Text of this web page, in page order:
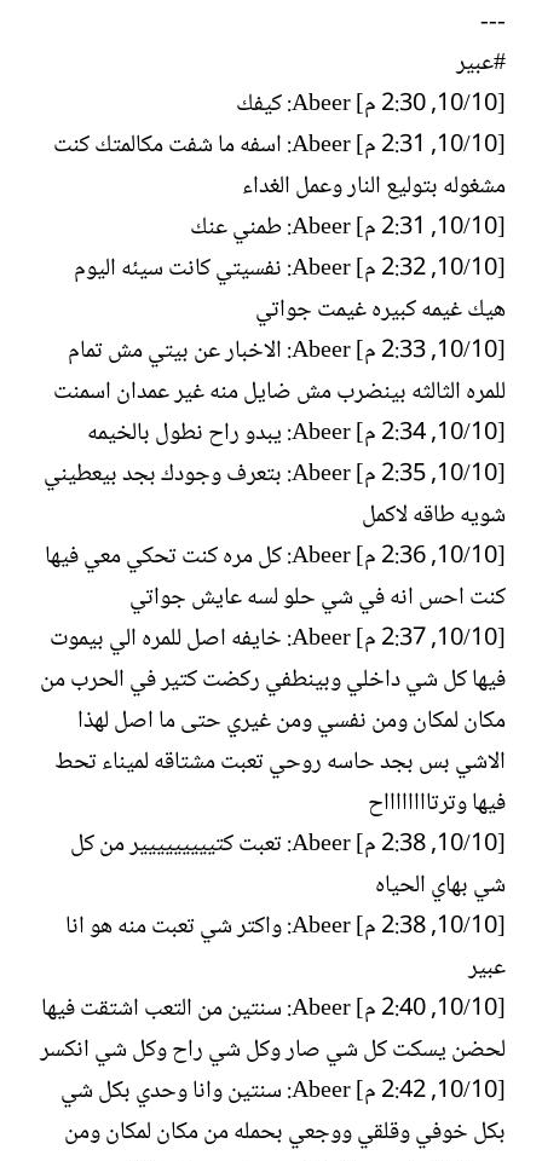
---
#عبير
[10/‏10, 2:30 م] Abeer: كيفك
[10/‏10, 2:31 م] Abeer: اسفه ما شفت مكالمتك كنت
مشغوله بتوليع النار وعمل الغداء
[10/‏10, 2:31 م] Abeer: طمني عنك
[10/‏10, 2:32 م] Abeer: نفسيتي كانت سيئه اليوم
هيك غيمه كبيره غيمت جواتي
[10/‏10, 2:33 م] Abeer: الاخبار عن بيتي مش تمام
للمره الثالثه بينضرب مش ضايل منه غير عمدان اسمنت
[10/‏10, 2:34 م] Abeer: يبدو راح نطول بالخيمه
[10/‏10, 2:35 م] Abeer: بتعرف وجودك بجد بيعطيني
شويه طاقه لاكمل
[10/‏10, 2:36 م] Abeer: كل مره كنت تحكي معي فيها
كنت احس انه في شي حلو لسه عايش جواتي
[10/‏10, 2:37 م] Abeer: خايفه اصل للمره الي بيموت
فيها كل شي داخلي وبينطفي ركضت كتير في الحرب من
مكان لمكان ومن نفسي ومن غيري حتى ما اصل لهذا
الاشي بس بجد حاسه روحي تعبت مشتاقه لميناء تحط
فيها وترتااااااااح
[10/‏10, 2:38 م] Abeer: تعبت كتييييييييير من كل
شي بهاي الحياه
[10/‏10, 2:38 م] Abeer: واكتر شي تعبت منه هو انا
عبير
[10/‏10, 2:40 م] Abeer: سنتين من التعب اشتقت فيها
لحضن يسكت كل شي صار وكل شي راح وكل شي انكسر
[10/‏10, 2:42 م] Abeer: سنتين وانا وحدي بكل شي
بكل خوفي وقلقي ووجعي بحمله من مكان لمكان ومن